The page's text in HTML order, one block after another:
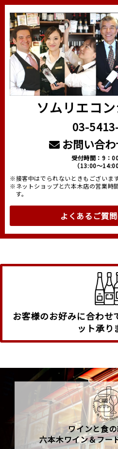
ソムリエコ
03-
お問い合わ
受付時間：9：
（13:00～
※接客中はでられないときもございます
※ネットショップと六本木店の営業時
す。
よくあるご質
お客様のお好みに合わせ
ット承り
ワインと食
六本木ワイン＆フー